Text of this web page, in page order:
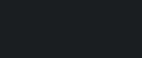
wichtigen Informationen
für deine Reise nach